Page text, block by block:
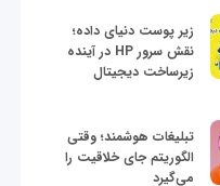
زیر پوست دنیای داده؛
نقش سرور HP در آینده
زیرساخت دیجیتال
تبلیغات هوشمند؛ وقتی
الگوریتم جای خلاقیت را
می‌گیرد